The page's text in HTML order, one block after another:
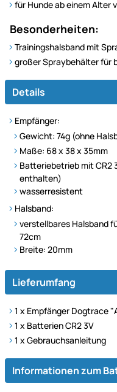
für Hunde ab einem Alter
Besonderheiten:
Trainingshalsband mit
großer Spraybehälter für
Details
Empfänger:
Gewicht: 74g (ohne
Maße: 68 x 38 x 35mm
Batteriebetrieb mit CR2
enthalten)
wasserresistent
Halsband:
verstellbares Halsband
72cm
Breite: 20mm
Lieferumfang
1 x Empfänger Dogtrace
1 x Batterien CR2 3V
1 x Gebrauchsanleitung
Informationen zum